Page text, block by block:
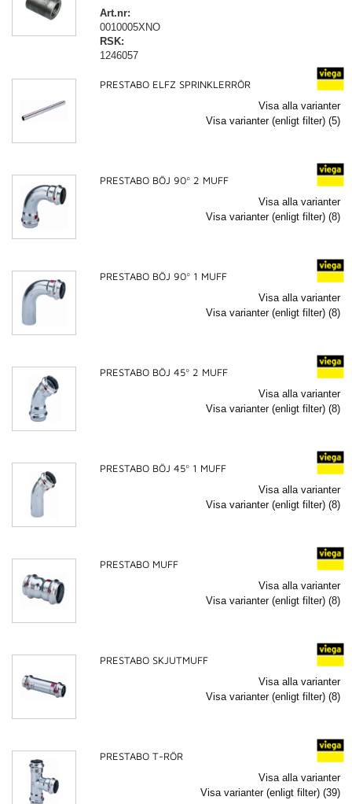
Art.nr:
0010005XNO
RSK:
1246057
PRESTABO ELFZ SPRINKLERRÖR
Visa alla varianter
Visa varianter (enligt filter) (5)
PRESTABO BÖJ 90º 2 MUFF
Visa alla varianter
Visa varianter (enligt filter) (8)
PRESTABO BÖJ 90º 1 MUFF
Visa alla varianter
Visa varianter (enligt filter) (8)
PRESTABO BÖJ 45º 2 MUFF
Visa alla varianter
Visa varianter (enligt filter) (8)
PRESTABO BÖJ 45º 1 MUFF
Visa alla varianter
Visa varianter (enligt filter) (8)
PRESTABO MUFF
Visa alla varianter
Visa varianter (enligt filter) (8)
PRESTABO SKJUTMUFF
Visa alla varianter
Visa varianter (enligt filter) (8)
PRESTABO T-RÖR
Visa alla varianter
Visa varianter (enligt filter) (39)